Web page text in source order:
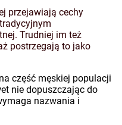
przejawiają cechy
Trudniej im też
postrzegają to jako
część męskiej populacji
nie dopuszczając do
nazwania i